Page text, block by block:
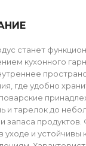
станет
кухонного
где удобно
и тарелок до
запаса
уходе и устойчивы